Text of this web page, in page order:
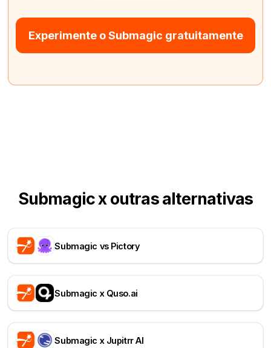
Experimente o Submagic gratuitamente
Submagic x outras alternativas
Submagic vs Pictory
Submagic x Quso.ai
Submagic x Jupitrr AI